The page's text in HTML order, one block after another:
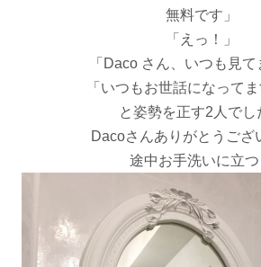
無料です」
「えっ！」
「Daco さん、いつも見て
「いつもお世話になってま
と姿勢を正す2人でし
Dacoさんありがとうござ
途中お手洗いに立つ